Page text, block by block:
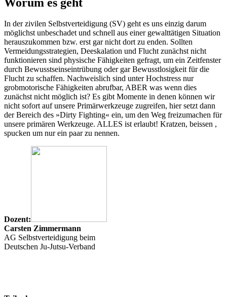
In der zivilen Selbstverteidigung (SV) geht es uns einzig darum
möglichst unbeschadet und schnell aus einer gewalttätigen Situation
herauszukommen bzw. erst gar nicht dort zu enden. Sollten
Vermeidungsstrategien, Deeskalation und Flucht zunächst nicht
funktionieren sind physische Fähigkeiten gefragt, um ein Zeitfenster
durch Bewusstseinseintrübung oder gar Bewusstlosigkeit für die
Flucht zu schaffen. Nachweislich sind unter Hochstress nur
grobmotorische Fähigkeiten abrufbar, ABER was wenn dies
zunächst nicht möglich ist? Es gibt Momente in denen können wir
nicht sofort auf unsere Primärwerkzeuge zugreifen, hier setzt dann
der Bereich des »Dirty Fighting« ein, um den Weg freizumachen für
unsere primären Werkzeuge. ALLES ist erlaubt! Kratzen, beissen ,
spucken um nur ein paar zu nennen.
Dozent:
Carsten Zimmermann
AG Selbstverteidigung beim
Deutschen Ju-Jutsu-Verband